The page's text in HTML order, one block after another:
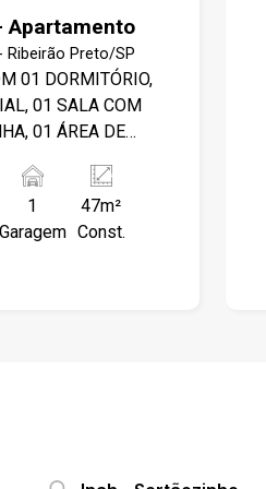
Apartamento
Preto/SP
01 DORMITÓRIO,
01 SALA COM
01 ÁREA DE
PORTARIA 24
LAZER COM
E
1
Garagem
47m²
Const.